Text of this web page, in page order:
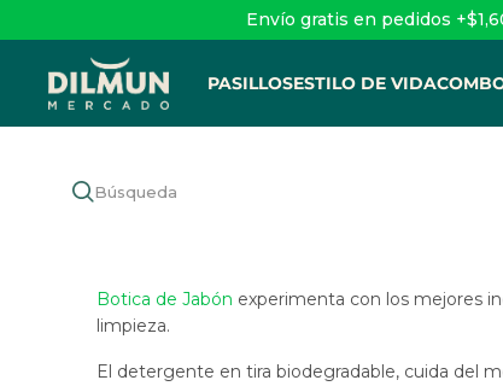
Envío gratis en pedidos
PASILLOSESTILO DE VIDA
Botica de Jabón experimenta con los mejores
limpieza.
El detergente en tira biodegradable, cuida del